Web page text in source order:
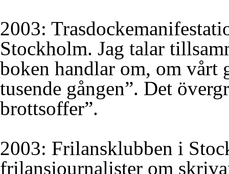
2003:
Stockholm. Jag talar
boken handlar om, om vårt
tusende gången”. Det
brottsoffer”.
2003: Frilansklubben i
frilansjournalister om